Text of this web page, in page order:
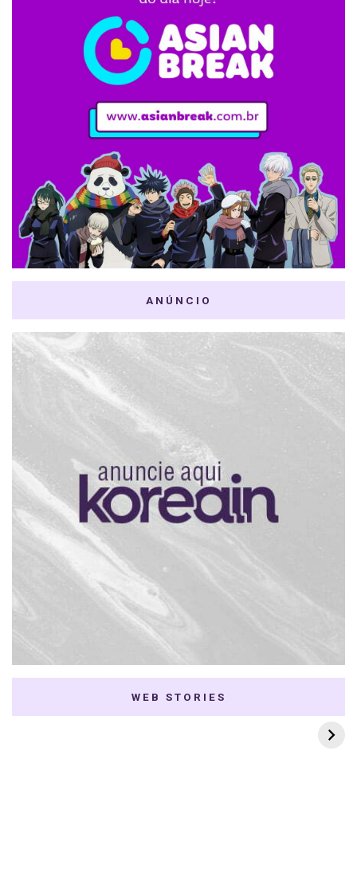
ANÚNCIO
WEB STORIES
7 K-dramas Enemies
to Lovers
Thai Dramas com
First e Khaotung